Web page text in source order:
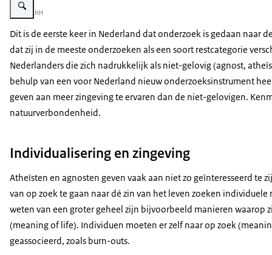
Beeld: © HH
Dit is de eerste keer in Nederland dat onderzoek is gedaan
dat zij in de meeste onderzoeken als een soort restcategorie
Nederlanders die zich nadrukkelijk als niet-gelovig (agnost,
behulp van een voor Nederland nieuw onderzoeksinstrument
geven aan meer zingeving te ervaren dan de niet-gelovigen.
natuurverbondenheid.
Individualisering en zingeving
Atheïsten en agnosten geven vaak aan niet zo geïnteresseerd
van op zoek te gaan naar dé zin van het leven zoeken
weten van een groter geheel zijn bijvoorbeeld manieren waarop
(meaning of life). Individuen moeten er zelf naar op zoek
geassocieerd, zoals burn-outs.